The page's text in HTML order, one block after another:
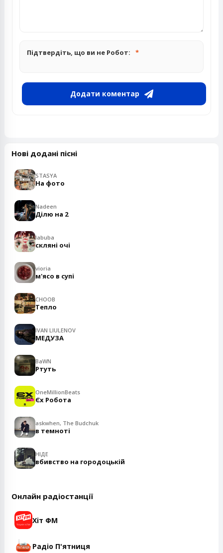
Підтвердіть, що ви не Робот:
Додати коментар
Нові додані пісні
STASYA
На фото
Nadeen
Ділю на 2
labuba
скляні очі
vioria
м'ясо в супі
CHOOB
Тепло
IVAN LIULENOV
МЕДУЗА
BaWN
Ртуть
OneMillionBeats
Єх Робота
askwhen, The Budchuk
в темноті
НІДЕ
вбивство на городоцькій
Онлайн радіостанції
Хіт ФМ
Радіо П'ятниця